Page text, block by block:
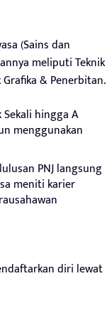
(Sains dan
meliputi Teknik
& Penerbitan.
hingga A
menggunakan
PNJ langsung
meniti karier
diri lewat